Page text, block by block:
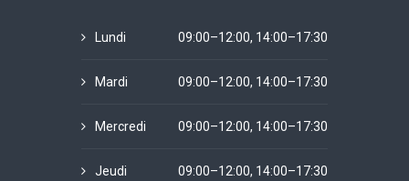
Lundi 09:00–12:00, 14:00–17:30
Mardi 09:00–12:00, 14:00–17:30
Mercredi 09:00–12:00, 14:00–17:30
Jeudi 09:00–12:00, 14:00–17:30